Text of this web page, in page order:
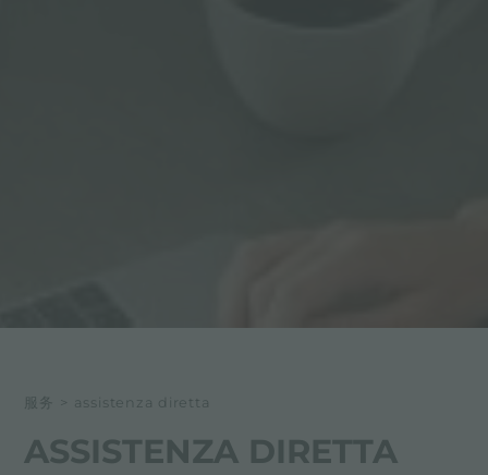
服务 > assistenza diretta
ASSISTENZA DIRETTA